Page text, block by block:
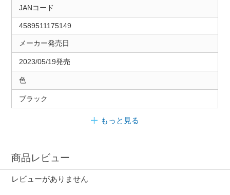
JANコード
4589511175149
メーカー発売日
2023/05/19発売
色
ブラック
もっと見る
商品レビュー
レビューがありません